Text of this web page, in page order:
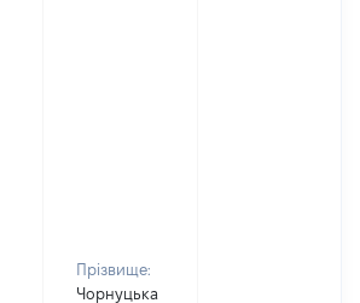
Прізвище:
Чорнуцька